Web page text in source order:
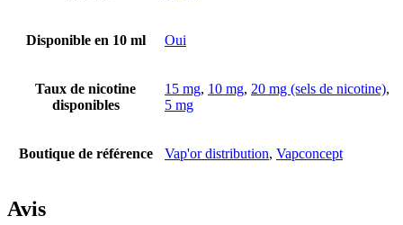
Disponible en 10 ml Oui
Taux de nicotine
disponibles
15 mg, 10 mg, 20 mg (sels de nicotine),
5 mg
Boutique de référence Vap'or distribution, Vapconcept
Avis